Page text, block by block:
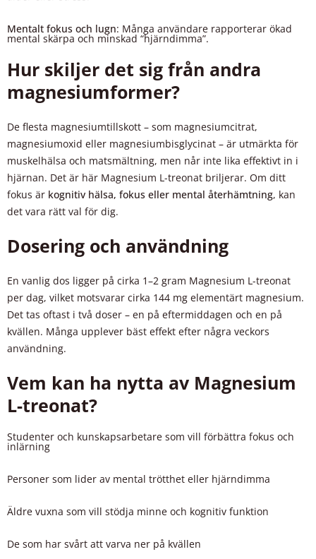
Mentalt fokus och lugn: Många användare rapporterar ökad
mental skärpa och minskad “hjärndimma”.
Hur skiljer det sig från andra
magnesiumformer?
De flesta magnesiumtillskott – som magnesiumcitrat,
magnesiumoxid eller magnesiumbisglycinat – är utmärkta för
muskelhälsa och matsmältning, men når inte lika effektivt in i
hjärnan. Det är här Magnesium L-treonat briljerar. Om ditt
fokus är kognitiv hälsa, fokus eller mental återhämtning, kan
det vara rätt val för dig.
Dosering och användning
En vanlig dos ligger på cirka 1–2 gram Magnesium L-treonat
per dag, vilket motsvarar cirka 144 mg elementärt magnesium.
Det tas oftast i två doser – en på eftermiddagen och en på
kvällen. Många upplever bäst effekt efter några veckors
användning.
Vem kan ha nytta av Magnesium
L-treonat?
Studenter och kunskapsarbetare som vill förbättra fokus och
inlärning
Personer som lider av mental trötthet eller hjärndimma
Äldre vuxna som vill stödja minne och kognitiv funktion
De som har svårt att varva ner på kvällen